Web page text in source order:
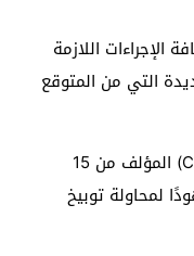
الإجراءات اللازمة
التي من المتوقع
ذكر تقرير وكالة المخابرات المركزية (CIA) المؤلف من 15
لمحاولة توبيخ